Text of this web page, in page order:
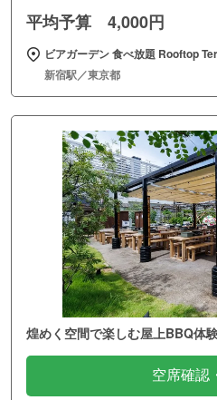
平均予算 4,000円
ビアガーデン 食べ放題 Rooftop
新宿駅／東京都
煌めく空間で楽しむ屋上BBQ体
空席確認